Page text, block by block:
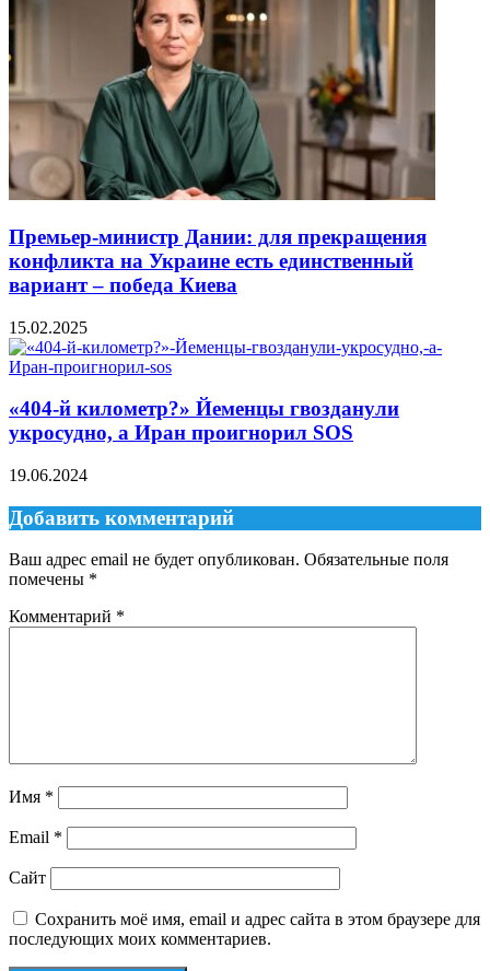
Премьер-министр Дании: для прекращения
конфликта на Украине есть единственный
вариант – победа Киева
15.02.2025
«404-й километр?» Йеменцы гвозданули
укросудно, а Иран проигнорил SOS
19.06.2024
Добавить комментарий
Ваш адрес email не будет опубликован. Обязательные поля
помечены *
Комментарий *
Имя *
Email *
Сайт
Сохранить моё имя, email и адрес сайта в этом браузере для
последующих моих комментариев.